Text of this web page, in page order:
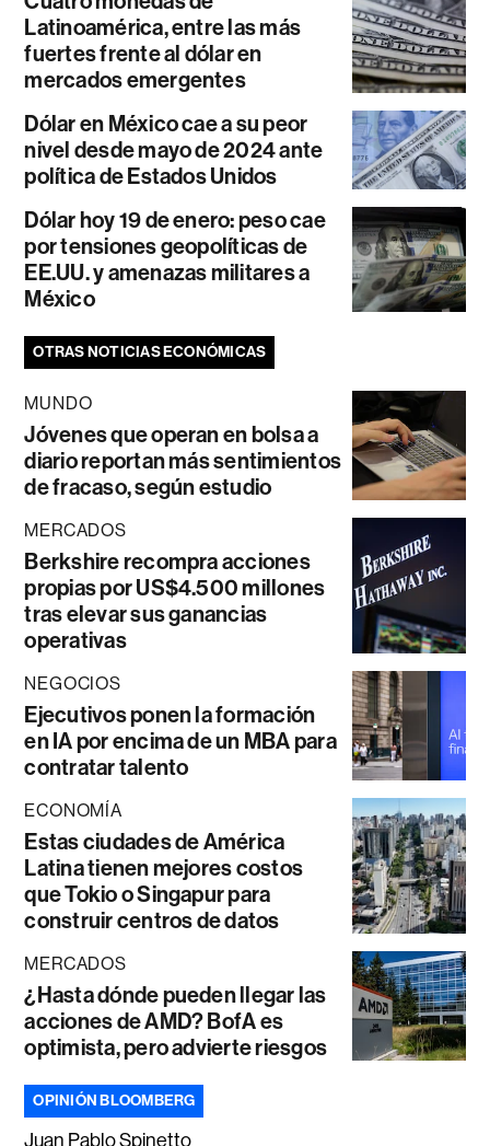
Latinoamérica, entre las más
fuertes frente al dólar en
mercados emergentes
Dólar en México cae a su peor
nivel desde mayo de 2024 ante
política de Estados Unidos
Dólar hoy 19 de enero: peso cae
por tensiones geopolíticas de
EE.UU. y amenazas militares a
México
OTRAS NOTICIAS ECONÓMICAS
MUNDO
Jóvenes que operan en bolsa a
diario reportan más sentimientos
de fracaso, según estudio
MERCADOS
Berkshire recompra acciones
propias por US$4.500 millones
tras elevar sus ganancias
operativas
NEGOCIOS
Ejecutivos ponen la formación
en IA por encima de un MBA para
contratar talento
ECONOMÍA
Estas ciudades de América
Latina tienen mejores costos
que Tokio o Singapur para
construir centros de datos
MERCADOS
¿Hasta dónde pueden llegar las
acciones de AMD? BofA es
optimista, pero advierte riesgos
OPINIÓN BLOOMBERG
Juan Pablo Spinetto